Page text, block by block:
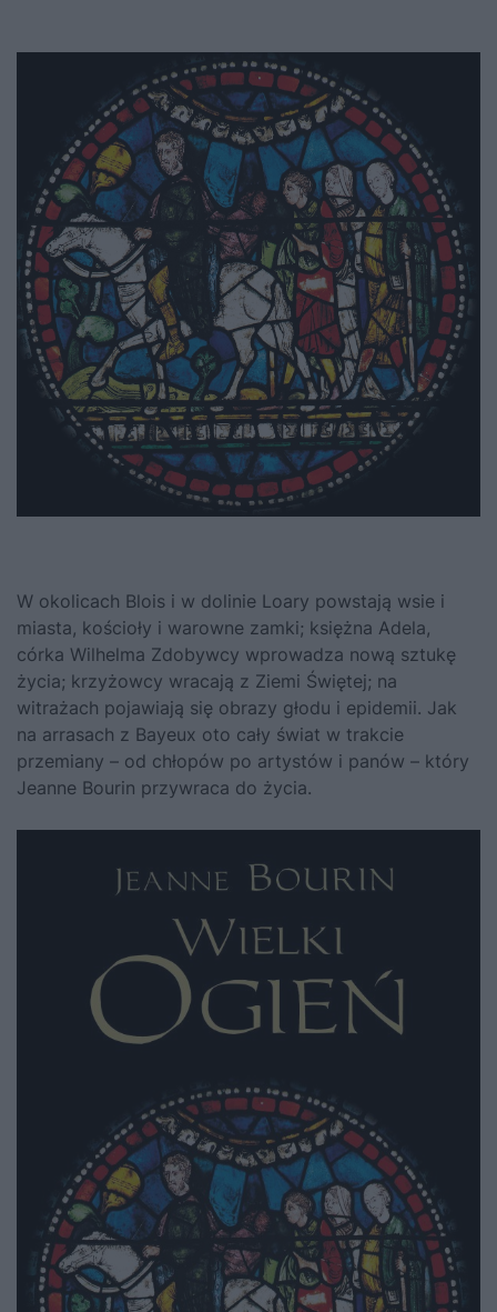
W okolicach Blois i w dolinie Loary powstają wsie i
miasta, kościoły i warowne zamki; księżna Adela,
córka Wilhelma Zdobywcy wprowadza nową sztukę
życia; krzyżowcy wracają z Ziemi Świętej; na
witrażach pojawiają się obrazy głodu i epidemii. Jak
na arrasach z Bayeux oto cały świat w trakcie
przemiany – od chłopów po artystów i panów – który
Jeanne Bourin przywraca do życia.